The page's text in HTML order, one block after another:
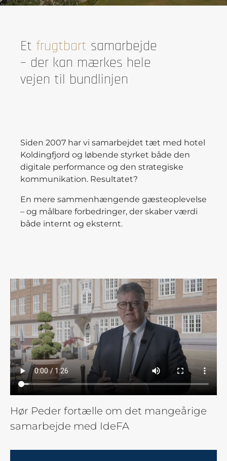
Et frugtbart samarbejde
– der kan mærkes hele
vejen til bundlinjen
Siden 2007 har vi samarbejdet tæt med hotel
Koldingfjord og løbende styrket både den
digitale performance og den strategiske
kommunikation. Resultatet?
En mere sammenhængende gæsteoplevelse
– og målbare forbedringer, der skaber værdi
både internt og eksternt.
Hør Peder fortælle om det mangeårige
samarbejde med IdeFA